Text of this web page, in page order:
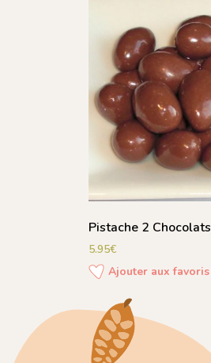
Pistache 2 Chocolats
5.95€
Ajouter aux favoris